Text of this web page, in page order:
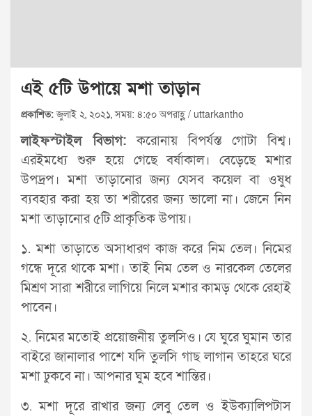
এই ৫টি উপায়ে মশা তাড়ান
প্রকাশিত:জুলাই ২, ২০২১, সময়: ৪:৫০ অপরাহ্ণ / uttarkantho
লাইফস্টাইল বিভাগ: করোনায় বিপর্যস্ত গোটা বিশ্ব।
এরইমধ্যে শুরু হয়ে গেছে বর্ষাকাল। বেড়েছে মশার
উপদ্রপ। মশা তাড়ানোর জন্য যেসব কয়েল বা ওষুধ
ব্যবহার করা হয় তা শরীরের জন্য ভালো না। জেনে নিন
মশা তাড়ানোর ৫টি প্রাকৃতিক উপায়।
১. মশা তাড়াতে অসাধারণ কাজ করে নিম তেল। নিমের
গন্ধে দূরে থাকে মশা। তাই নিম তেল ও নারকেল তেলের
মিশ্রণ সারা শরীরে লাগিয়ে নিলে মশার কামড় থেকে রেহাই
পাবেন।
২. নিমের মতোই প্রয়োজনীয় তুলসিও। যে ঘুরে ঘুমান তার
বাইরে জানালার পাশে যদি তুলসি গাছ লাগান তাহরে ঘরে
মশা ঢুকবে না। আপনার ঘুম হবে শান্তির।
৩. মশা দূরে রাখার জন্য লেবু তেল ও ইউক্যালিপটাস